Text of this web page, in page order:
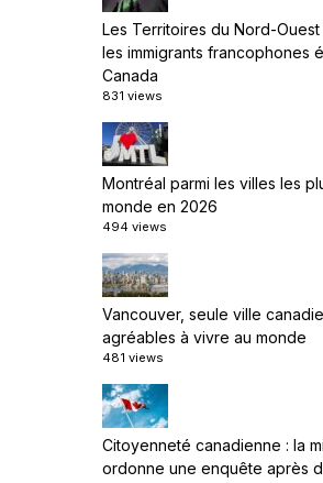
Les Territoires du Nord-
les immigrants francophones
Canada
831 views
Montréal parmi les villes les
monde en 2026
494 views
Vancouver, seule ville
agréables à vivre au monde
481 views
Citoyenneté canadienne : la
ordonne une enquête après